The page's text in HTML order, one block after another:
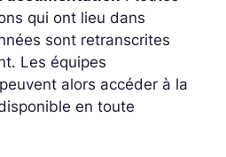
qui ont lieu dans
sont retranscrites
Les équipes
alors accéder à la
en toute